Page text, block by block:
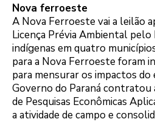
Nova ferroeste
A Nova Ferroeste vai a leilão
Licença Prévia Ambiental pelo
indígenas em quatro
para a Nova Ferroeste foram
para mensurar os impactos
Governo do Paraná
de Pesquisas Econômicas
a atividade de campo e